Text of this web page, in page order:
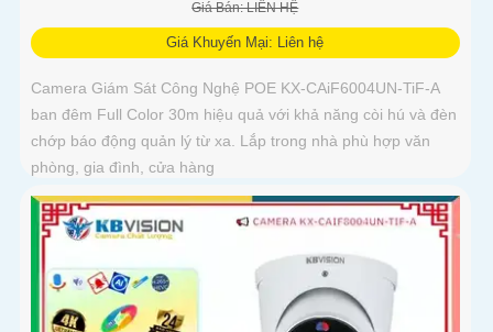
Giá Bán: LIÊN HỆ
Giá Khuyến Mại: Liên hệ
Camera Giám Sát Công Nghệ POE KX-CAiF6004UN-TiF-A
ban đêm Full Color 30m hiệu quả với khả năng còi hú và đèn
chớp báo động quản lý từ xa. Lắp trong nhà phù hợp văn
phòng, gia đình, cửa hàng